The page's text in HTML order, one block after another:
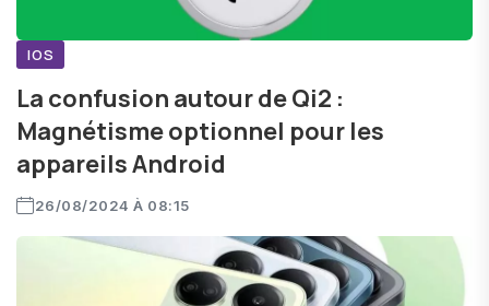
IOS
La confusion autour de Qi2 :
Magnétisme optionnel pour les
appareils Android
26/08/2024 À 08:15